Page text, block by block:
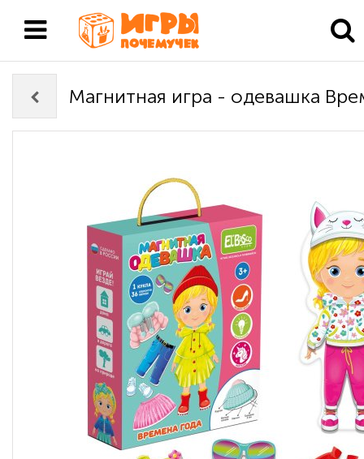
Магнитная игра - одевашка